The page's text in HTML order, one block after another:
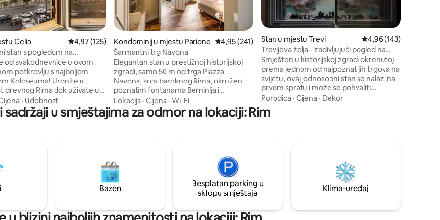
5, recenzija: 141
Celio Prosječna ocjena: 4,97 od 5, recenzija: 125
4,97 (125)
stan s pogledom na
koji oduzima dah
od svakodnevnice u ovom
potkrovlju s najboljom
Koloseuma! Uronite u
drevnog Rima dok uživate u
luksuzu ovog legendarnog
u elegantnim spavaćim
u prekrasnom pogledu
ovaj pažljivo uređen prostor je
udobnosti i elegancije.
trenutak!
· Udobnost
Kondominij u mjestu Parione Prosječna ocjena: 4,95 od 5, recenzija: 241
4,95 (241)
Šarmantni trg Navona
Elegantan stan u prestižnoj historijskoj
zgradi, samo 50 m od trga Piazza
Navona, srca baroknog Rima, okružen
poznatim fontanama Berninija i
Borrominija. Fino namješten, nudi dvije
spavaće sobe s privatnim kupatilima;
glavna spavaća soba ima hidromasažnu
Njegova ekskluzivna lokacija i profinjena
atmosfera čine ovaj smještaj savršenim
za nezaboravan boravak.
Lokacija · Cijena · Wi-Fi
Stan u mjestu Trevi Prosječna ocjena: 4,96
4,96 (143)
Trevijeva želja - zadivljujući pogled na
fontanu Trevi
Smješten u historijskoj zgradi okrenutoj
prema jednom od najpoznatijih trgova na
svijetu, ovaj jednosobni stan se nalazi na
prvom spratu i može se pohvaliti
modernim sadržajima i zavidnom
otvorenom. Idealan za parove ili male
novčić i uronite u živahnu atmosferu
Porodica · Cijena · Dekor
sadržaji u smještajima za odmor na lokaciji: Rim
Bazen
Besplatan parking u
sklopu smještaja
Klima-uređaj